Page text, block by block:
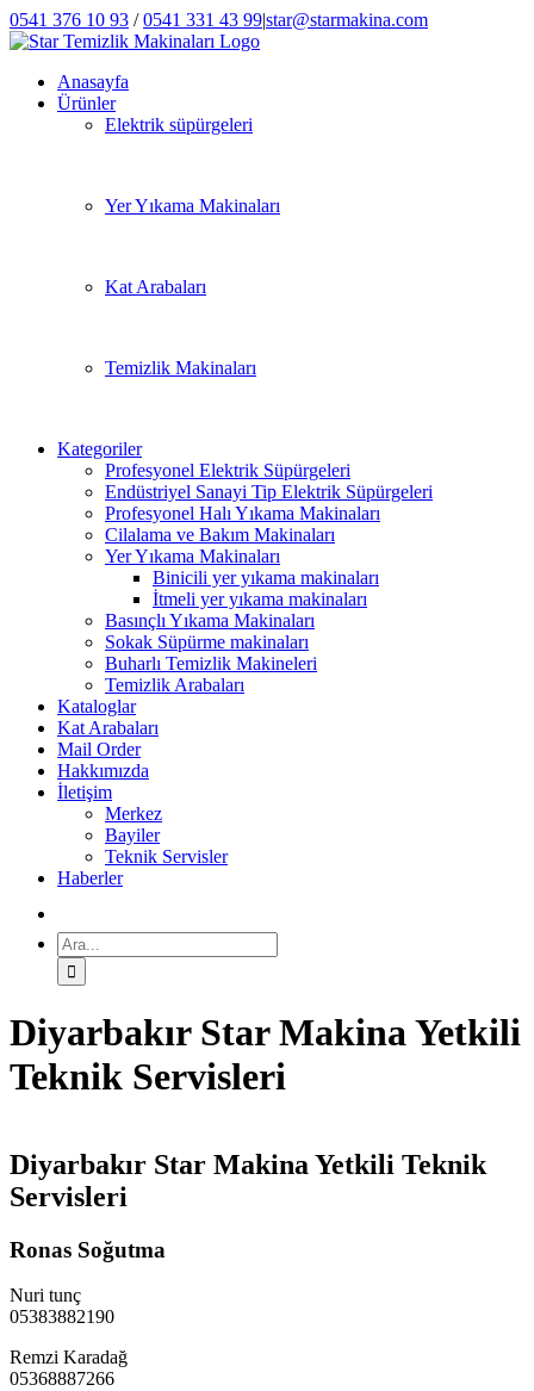
Skip
to
0541 376 10 93 /0541 331 43 99|star@starmakina.com
LinkedIn
Instagram
Twitter
Facebook
Phone
Anasayfa
Ürünler
Elektrik süpürgeleri
Yer Yıkama Makinaları
Kat Arabaları
Temizlik Makinaları
Kategoriler
Profesyonel Elektrik Süpürgeleri
Endüstriyel Sanayi Tip Elektrik Süpürgeleri
Profesyonel Halı Yıkama Makinaları
Cilalama ve Bakım Makinaları
Yer Yıkama Makinaları
Binicili yer yıkama makinaları
İtmeli yer yıkama makinaları
Basınçlı Yıkama Makinaları
Sokak Süpürme makinaları
Buharlı Temizlik Makineleri
Temizlik Arabaları
Kataloglar
Kat Arabaları
Mail Order
Hakkımızda
İletişim
Merkez
Bayiler
Teknik Servisler
Haberler
Ara:
Diyarbakır Star Makina Yetkili
Teknik Servisleri
Diyarbakır Star Makina Yetkili Teknik
Servisleri
Ronas Soğutma
Nuri tunç
05383882190
Remzi Karadağ
05368887266